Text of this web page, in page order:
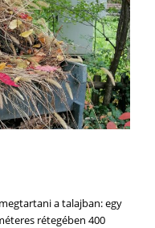
a talajban: egy
rétegében 400